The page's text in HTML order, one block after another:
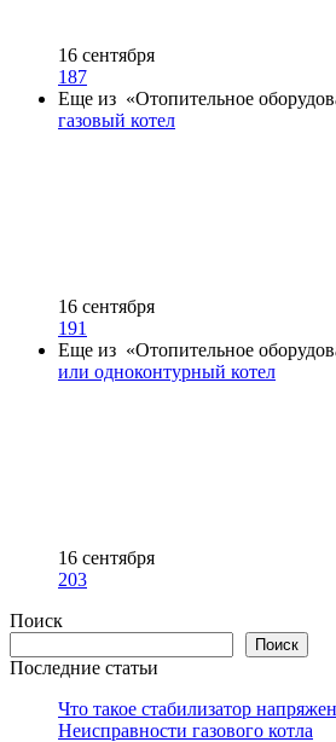
16 сентября
187
Еще из «Отопительное
газовый котел
16 сентября
191
Еще из «Отопительное
или одноконтурный котел
16 сентября
203
Поиск
Поиск
Последние статьи
Что такое стабилизатор
Неисправности газового котла